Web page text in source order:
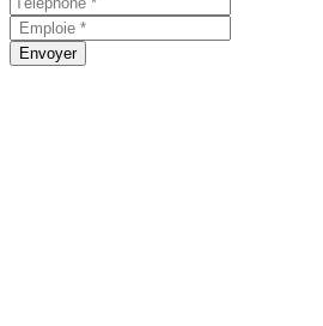
Envoyer